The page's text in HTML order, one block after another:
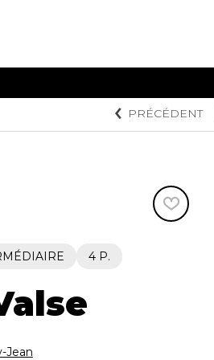
PARTITIONS
POUR
Quatuor de saxophones
DVDs
PRÉCÉDENT
4 P.
Jean